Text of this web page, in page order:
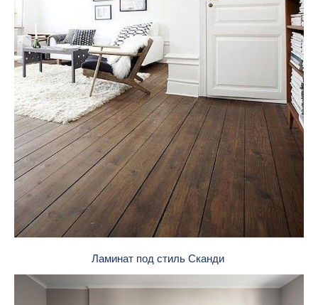
Ламинат под стиль Сканди